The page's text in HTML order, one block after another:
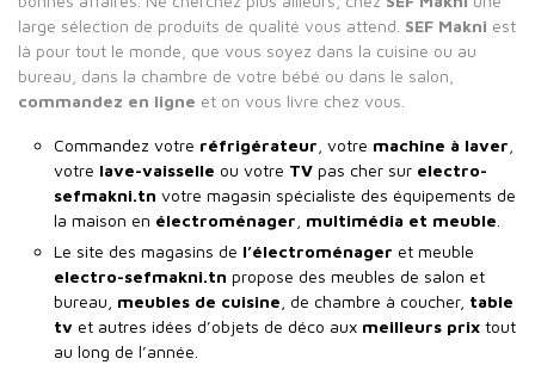
large sélection de produits de qualité vous attend. SEF Makni est
là pour tout le monde, que vous soyez dans la cuisine ou au
bureau, dans la chambre de votre bébé ou dans le salon,
commandez en ligne et on vous livre chez vous.
Commandez votre réfrigérateur , votre machine à laver
votre lave-vaisselle ou votre TV pas cher sur electro-
sefmakni.tn votre magasin spécialiste des équipements de
la maison en électroménager multimédia et meuble
Le site des magasins de l’électroménager et meuble
electro-sefmakni.tn propose des meubles de salon et
bureau, meubles de cuisine , de chambre à coucher, table
tv et autres idées d’objets de déco aux meilleurs prix tout
au long de l’année.